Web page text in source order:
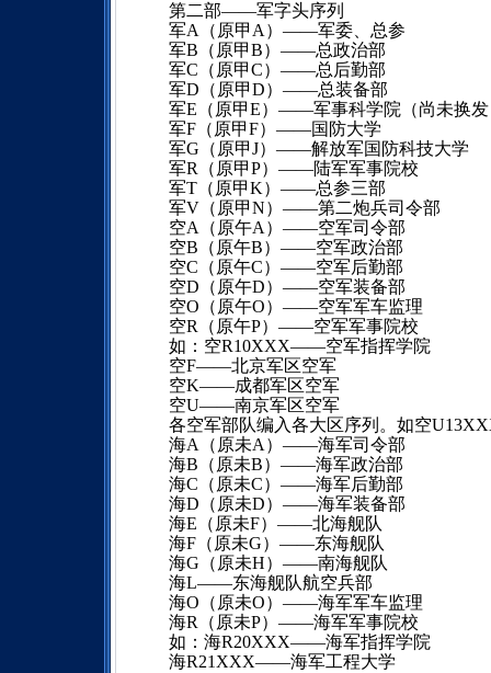
第二部——军字头序列
军A（原甲A）——军委、总参
军B（原甲B）——总政治部
军C（原甲C）——总后勤部
军D（原甲D）——总装备部
军E（原甲E）——军事科学院（尚未换
军F（原甲F）——国防大学
军G（原甲J）——解放军国防科技大学
军R（原甲P）——陆军军事院校
军T（原甲K）——总参三部
军V（原甲N）——第二炮兵司令部
空A（原午A）——空军司令部
空B（原午B）——空军政治部
空C（原午C）——空军后勤部
空D（原午D）——空军装备部
空O（原午O）——空军军车监理
空R（原午P）——空军军事院校
如：空R10XXX——空军指挥学院
空F——北京军区空军
空K——成都军区空军
空U——南京军区空军
各空军部队编入各大区序列。如空
海A（原未A）——海军司令部
海B（原未B）——海军政治部
海C（原未C）——海军后勤部
海D（原未D）——海军装备部
海E（原未F）——北海舰队
海F（原未G）——东海舰队
海G（原未H）——南海舰队
海L——东海舰队航空兵部
海O（原未O）——海军军车监理
海R（原未P）——海军军事院校
如：海R20XXX——海军指挥学院
海R21XXX——海军工程大学